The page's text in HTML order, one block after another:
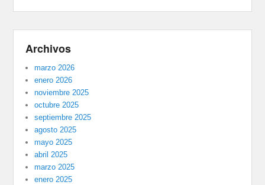
Archivos
marzo 2026
enero 2026
noviembre 2025
octubre 2025
septiembre 2025
agosto 2025
mayo 2025
abril 2025
marzo 2025
enero 2025